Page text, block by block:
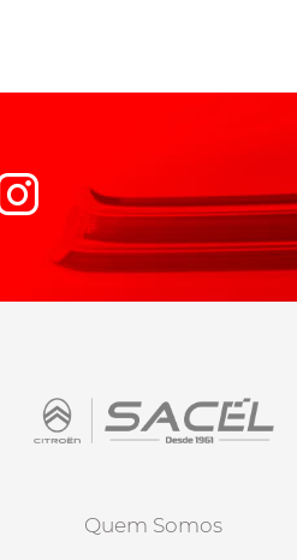
Quem Somos